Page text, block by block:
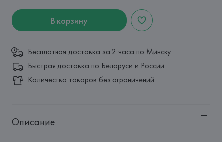
В корзину
Бесплатная доставка за 2 часа по Минску
Быстрая доставка по Беларуси и России
Количество товаров без ограничений
Описание